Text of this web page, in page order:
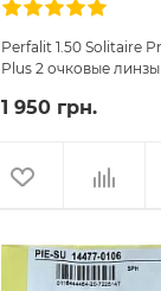
Perfalit 1.50 Solitaire
Plus 2 очковые линзы
1 950 грн.